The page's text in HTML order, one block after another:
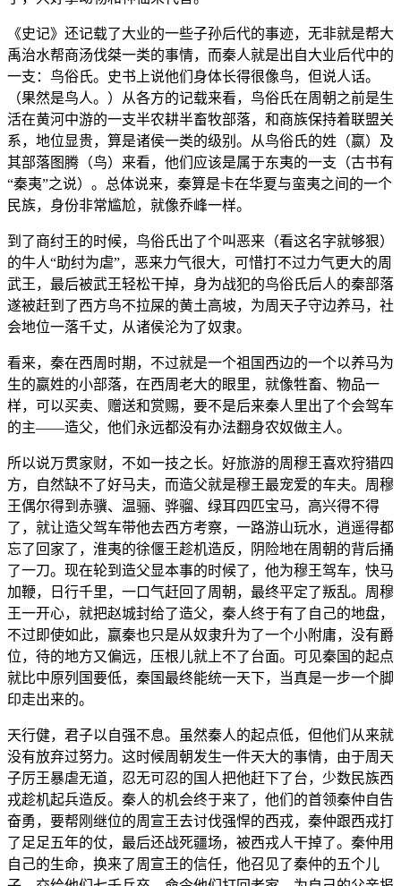
《史记》还记载了大业的一些子孙后代的事迹，无非就是帮大
禹治水帮商汤伐桀一类的事情，而秦人就是出自大业后代中的
一支：鸟俗氏。史书上说他们身体长得很像鸟，但说人话。
（果然是鸟人。）从各方的记载来看，鸟俗氏在周朝之前是生
活在黄河中游的一支半农耕半畜牧部落，和商族保持着联盟关
系，地位显贵，算是诸侯一类的级别。从鸟俗氏的姓（嬴）及
其部落图腾（鸟）来看，他们应该是属于东夷的一支（古书有
“秦夷”之说）。总体说来，秦算是卡在华夏与蛮夷之间的一个
民族，身份非常尴尬，就像乔峰一样。
到了商纣王的时候，鸟俗氏出了个叫恶来（看这名字就够狠）
的牛人“助纣为虐”，恶来力气很大，可惜打不过力气更大的周
武王，最后被武王轻松干掉，身为战犯的鸟俗氏后人的秦部落
遂被赶到了西方鸟不拉屎的黄土高坡，为周天子守边养马，社
会地位一落千丈，从诸侯沦为了奴隶。
看来，秦在西周时期，不过就是一个祖国西边的一个以养马为
生的嬴姓的小部落，在西周老大的眼里，就像牲畜、物品一
样，可以买卖、赠送和赏赐，要不是后来秦人里出了个会驾车
的主——造父，他们永远都没有办法翻身农奴做主人。
所以说万贯家财，不如一技之长。好旅游的周穆王喜欢狩猎四
方，自然缺不了好马夫，而造父就是穆王最宠爱的车夫。周穆
王偶尔得到赤骥、温骊、骅骝、绿耳四匹宝马，高兴得不得
了，就让造父驾车带他去西方考察，一路游山玩水，逍遥得都
忘了回家了，淮夷的徐偃王趁机造反，阴险地在周朝的背后捅
了一刀。现在轮到造父显本事的时候了，他为穆王驾车，快马
加鞭，日行千里，一口气赶回了周朝，最终平定了叛乱。周穆
王一开心，就把赵城封给了造父，秦人终于有了自己的地盘，
不过即使如此，嬴秦也只是从奴隶升为了一个小附庸，没有爵
位，待的地方又偏远，压根儿就上不了台面。可见秦国的起点
就比中原列国要低，秦国最终能统一天下，当真是一步一个脚
印走出来的。
天行健，君子以自强不息。虽然秦人的起点低，但他们从来就
没有放弃过努力。这时候周朝发生一件天大的事情，由于周天
子厉王暴虐无道，忍无可忍的国人把他赶下了台，少数民族西
戎趁机起兵造反。秦人的机会终于来了，他们的首领秦仲自告
奋勇，要帮刚继位的周宣王去讨伐强悍的西戎，秦仲跟西戎打
了足足五年的仗，最后还战死疆场，被西戎人干掉了。秦仲用
自己的生命，换来了周宣王的信任，他召见了秦仲的五个儿